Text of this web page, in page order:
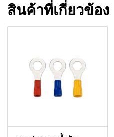
สินค้าที่เกี่ยวข้อง